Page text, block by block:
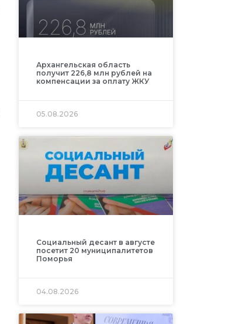
Архангельская область
получит 226,8 млн рублей на
компенсации за оплату ЖКУ
05.08.2026
Социальный десант в августе
посетит 20 муниципалитетов
Поморья
04.08.2026